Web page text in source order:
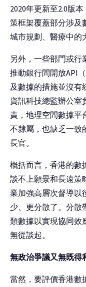
2020年更新至2.0版
策框架覆蓋部分涉及
城市規劃、醫療中的
另外，一些部門或行
推動銀行間開放API
及數據的措施並沒有
資訊科技總監辦公室
責，地理空間數據平
不隸屬，也缺乏一致
長官。
概括而言，香港的數
談不上願景和長遠策
業加強高層次督導以
少、更分散了。分散
類數據以實現協同效
無從談起。
無政治爭議又無既得
當然，要評價香港數